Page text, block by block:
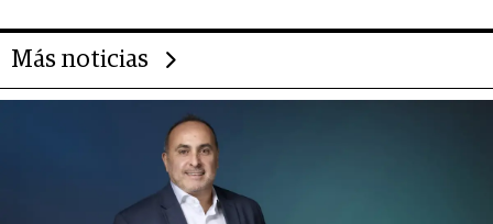
Más noticias